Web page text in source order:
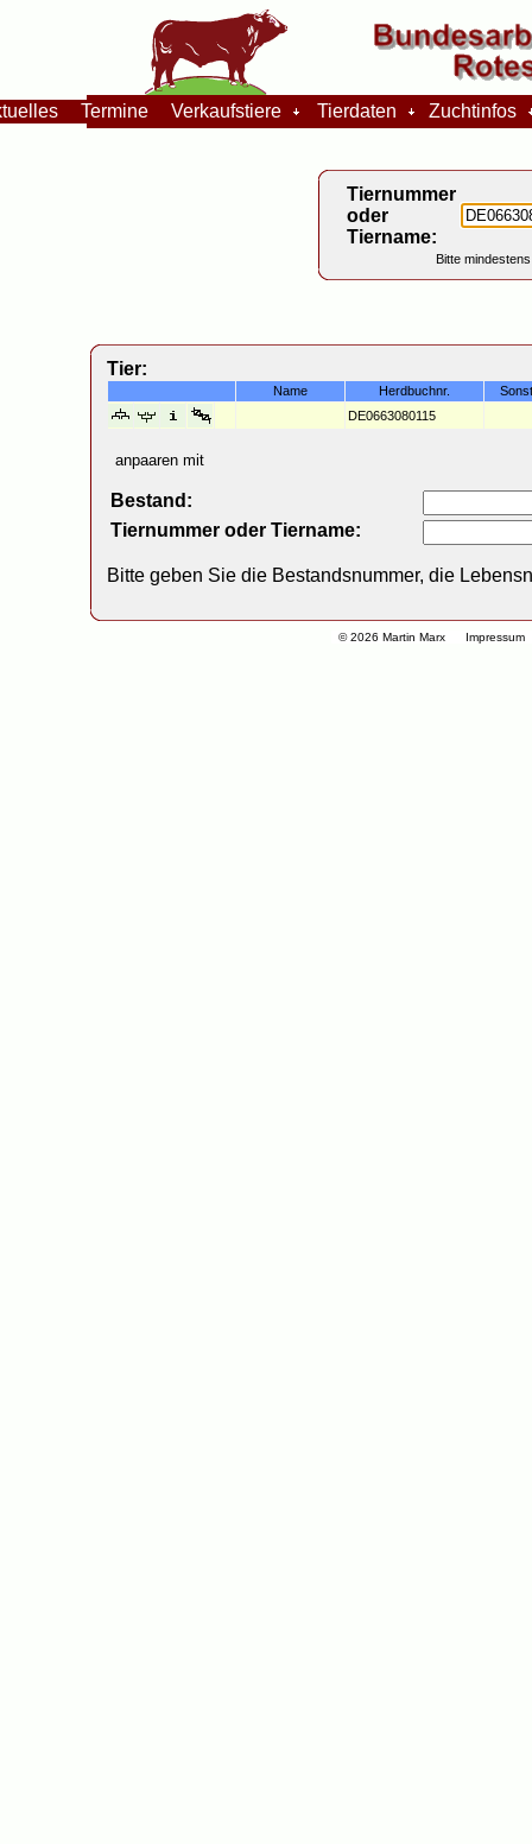
© 2026 Martin Marx Impressum
Termine Verkaufstiere Tierdaten Zuchtinfos
Tiernummer
oder
Tiername:
Bitte
Tier:
Name Herdbuchnr.
DE0663080115
anpaaren mit
Bestand:
Tiernummer oder Tiername:
Bitte geben Sie die Bestandsnummer, die